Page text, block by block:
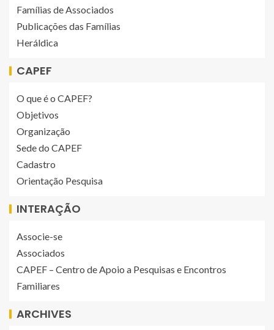
Famílias de Associados
Publicações das Famílias
Heráldica
CAPEF
O que é o CAPEF?
Objetivos
Organização
Sede do CAPEF
Cadastro
Orientação Pesquisa
INTERAÇÃO
Associe-se
Associados
CAPEF – Centro de Apoio a Pesquisas e Encontros
Familiares
ARCHIVES